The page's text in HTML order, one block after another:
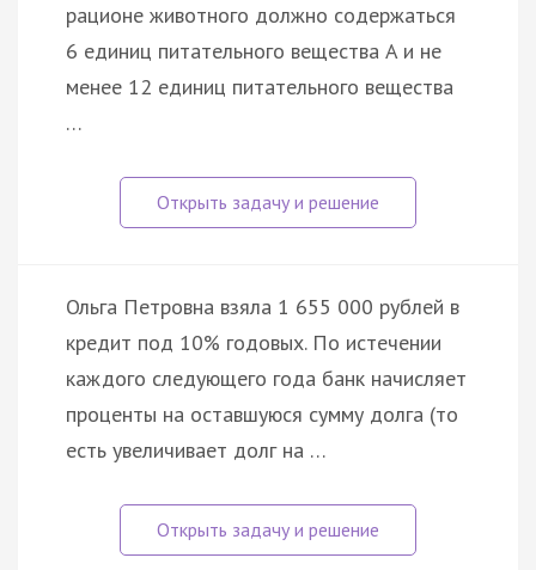
рационе животного должно содержаться
6 единиц питательного вещества A и не
менее 12 единиц питательного вещества
…
Ольга Петровна взяла 1 655 000 рублей в
кредит под 10% годовых. По истечении
каждого следующего года банк начисляет
проценты на оставшуюся сумму долга (то
есть увеличивает долг на …